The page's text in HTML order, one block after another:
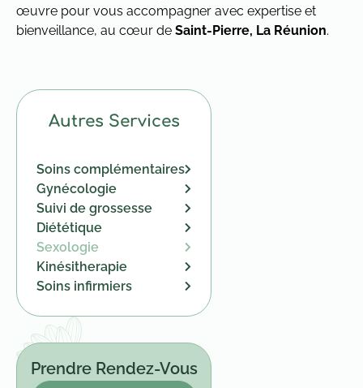
Autres Services
Soins complémentaires
Gynécologie
Suivi de grossesse
Diététique
Sexologie
Kinésitherapie
Soins infirmiers
Prendre Rendez-Vous
œuvre pour vous accompagner avec expertise et
bienveillance, au cœur de Saint-Pierre, La Réunion.